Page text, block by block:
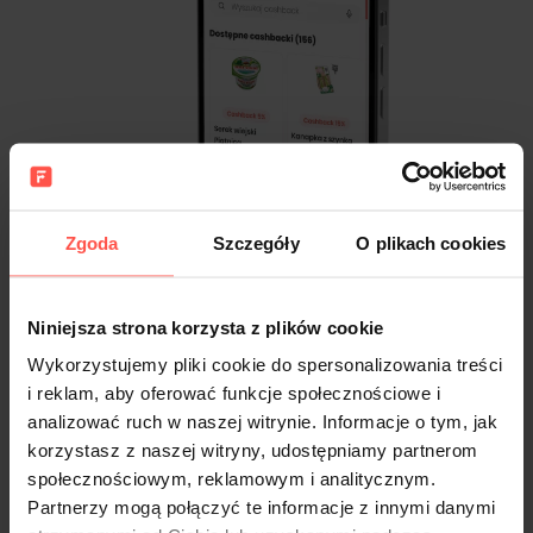
Zgoda Szczegóły O plikach cookies
Niniejsza strona korzysta z plików cookie
Wykorzystujemy pliki cookie do spersonalizowania treści
i reklam, aby oferować funkcje społecznościowe i
analizować ruch w naszej witrynie. Informacje o tym, jak
korzystasz z naszej witryny, udostępniamy partnerom
społecznościowym, reklamowym i analitycznym.
Partnerzy mogą połączyć te informacje z innymi danymi
Dodatkowe korzyści